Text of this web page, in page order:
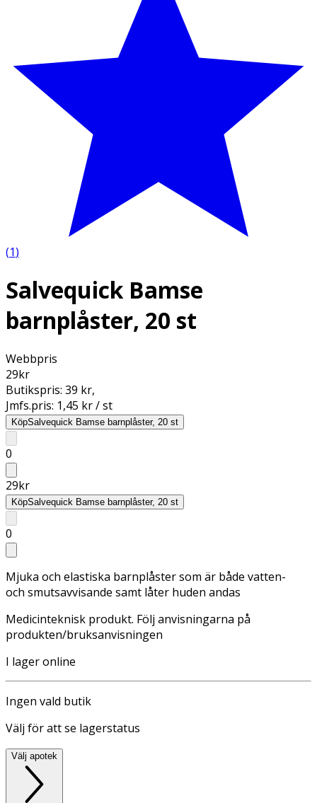
(1)
Salvequick Bamse
barnplåster, 20 st
Webbpris
29kr
Butikspris: 39 kr,
Jmfs.pris: 1,45 kr / st
KöpSalvequick Bamse barnplåster, 20 st
0
29kr
KöpSalvequick Bamse barnplåster, 20 st
0
Mjuka och elastiska barnplåster som är både vatten-
och smutsavvisande samt låter huden andas
Medicinteknisk produkt. Följ anvisningarna på
produkten/bruksanvisningen
I lager online
Ingen vald butik
Välj för att se lagerstatus
Välj apotek